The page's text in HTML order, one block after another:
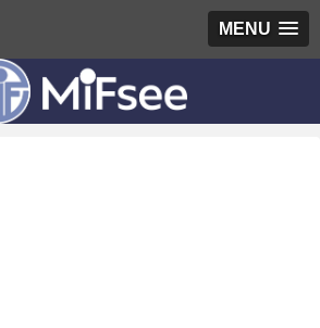
MENU